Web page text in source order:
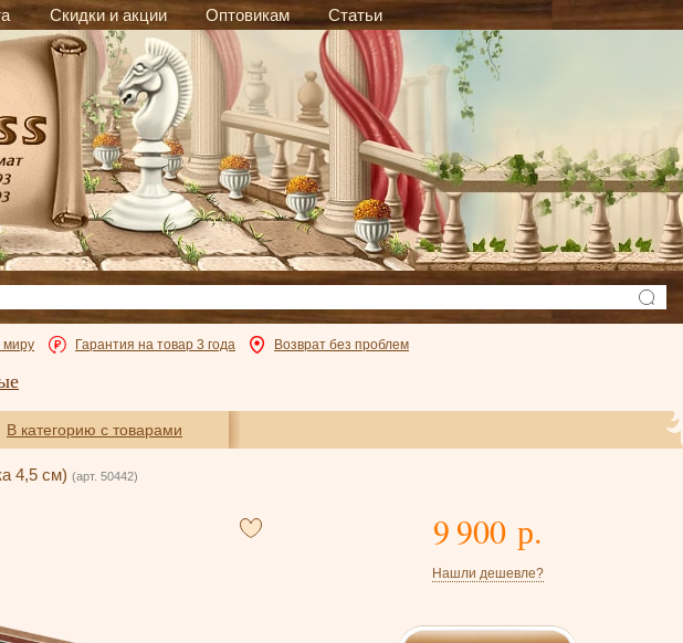
Скидки и акции Оптовикам Статьи
миру Гарантия на товар 3 года Возврат без проблем
В категорию с товарами
4,5 см) (арт. 50442)
9 900 р.
Нашли дешевле?